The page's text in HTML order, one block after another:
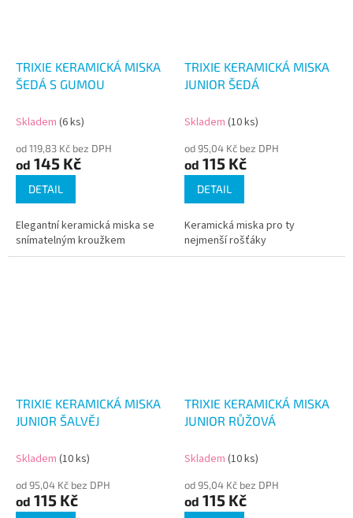
TRIXIE KERAMICKÁ MISKA
ŠEDÁ S GUMOU
Skladem (6 ks)
od 119,83 Kč bez DPH
od 145 Kč
DETAIL
Elegantní keramická miska se
snímatelným kroužkem
TRIXIE KERAMICKÁ MISKA
JUNIOR ŠEDÁ
Skladem (10 ks)
od 95,04 Kč bez DPH
od 115 Kč
DETAIL
Keramická miska pro ty
nejmenší rošťáky
TRIXIE KERAMICKÁ MISKA
JUNIOR ŠALVĚJ
Skladem (10 ks)
od 95,04 Kč bez DPH
od 115 Kč
TRIXIE KERAMICKÁ MISKA
JUNIOR RŮŽOVÁ
Skladem (10 ks)
od 95,04 Kč bez DPH
od 115 Kč